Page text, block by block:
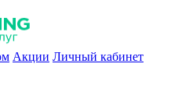
Акции Личный кабинет